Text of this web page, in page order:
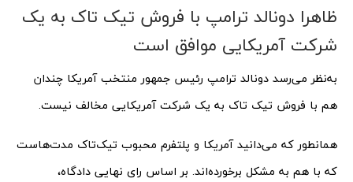
ظاهرا دونالد ترامپ با فروش تیک تاک به یک
شرکت آمریکایی موافق است
به‌نظر می‌رسد دونالد ترامپ رئیس جمهور منتخب آمریکا چندان
هم با فروش تیک تاک به یک شرکت آمریکایی مخالف نیست.
همانطور که می‌دانید آمریکا و پلتفرم محبوب تیک‌تاک مدت‌هاست
که با هم به مشکل برخورده‌اند. بر اساس رای نهایی دادگاه،